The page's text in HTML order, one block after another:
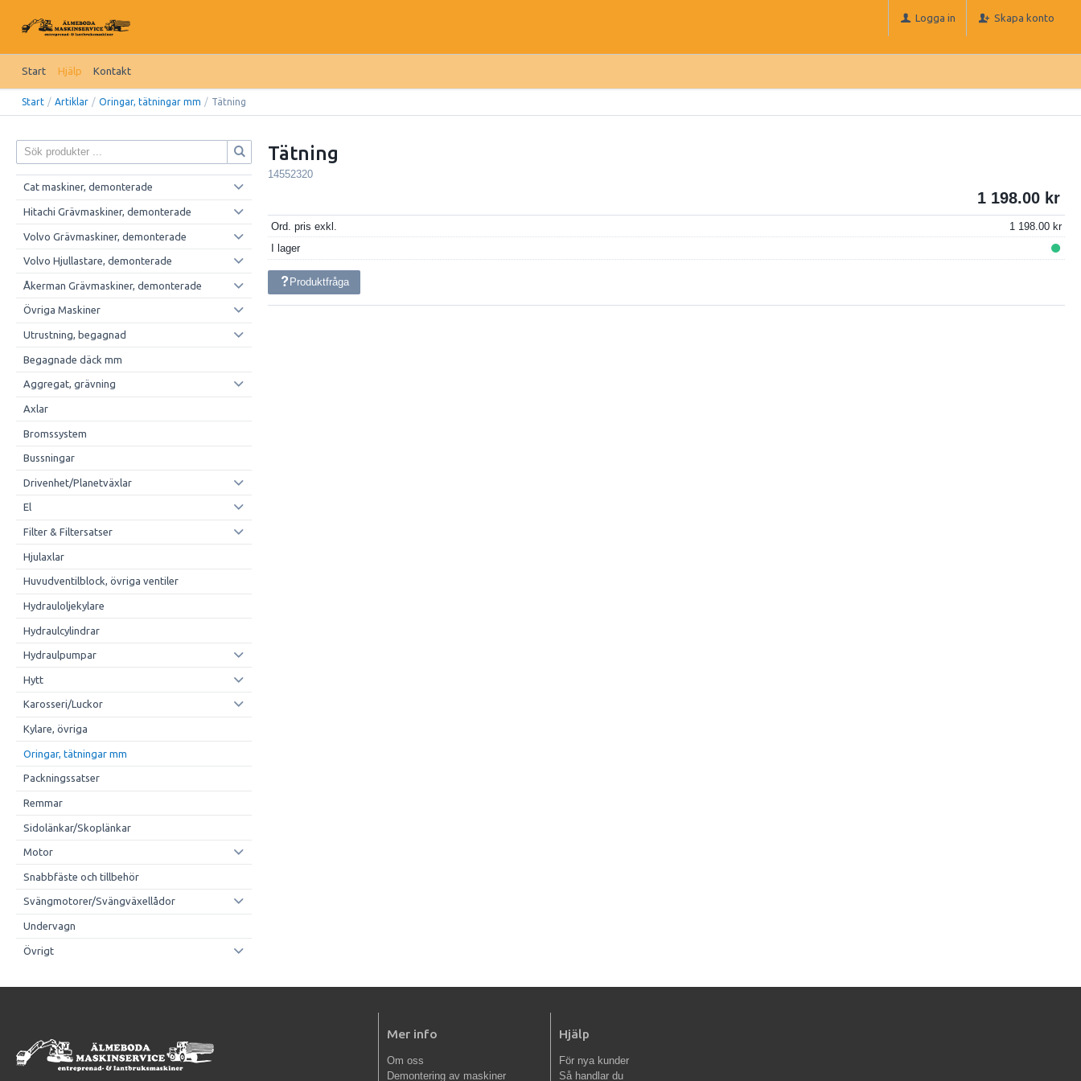
Logga in Skapa konto
Start Hjälp Kontakt
Start / Artiklar / Oringar, tätningar mm / Tätning
Cat maskiner, demonterade
Hitachi Grävmaskiner, demonterade
Volvo Grävmaskiner, demonterade
Volvo Hjullastare, demonterade
Åkerman Grävmaskiner, demonterade
Övriga Maskiner
Utrustning, begagnad
Begagnade däck mm
Aggregat, grävning
Axlar
Bromssystem
Bussningar
Drivenhet/Planetväxlar
El
Filter & Filtersatser
Hjulaxlar
Huvudventilblock, övriga ventiler
Hydrauloljekylare
Hydraulcylindrar
Hydraulpumpar
Hytt
Karosseri/Luckor
Kylare, övriga
Oringar, tätningar mm
Packningssatser
Remmar
Sidolänkar/Skoplänkar
Motor
Snabbfäste och tillbehör
Svängmotorer/Svängväxellådor
Undervagn
Övrigt
Tätning
14552320
1 198.00
Ord. pris exkl.
1 198.00
I lager
Produktfråga
Mer info
Om oss
Demontering av maskiner
Hjälp
För nya kunder
Så handlar du